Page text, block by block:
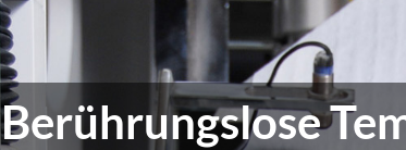
Berührungslose